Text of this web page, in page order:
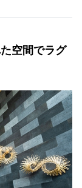
空間でラグ